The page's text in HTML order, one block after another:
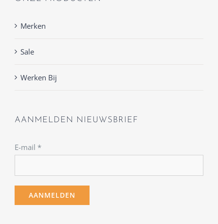
Merken
Sale
Werken Bij
AANMELDEN NIEUWSBRIEF
E-mail *